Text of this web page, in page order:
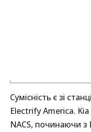
Сумісність є зі
Electrify America.
NACS, починаючи з